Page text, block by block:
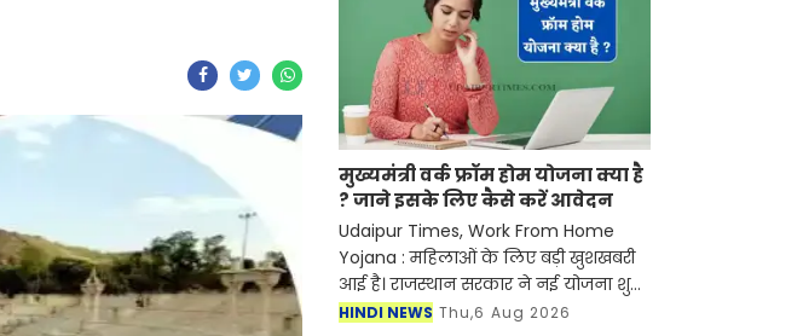
मुख्यमंत्री वर्क फ्रॉम होम योजना क्या है
? जाने इसके लिए कैसे करें आवेदन
Udaipur Times, Work From Home
Yojana : महिलाओं के लिए बड़ी खुशखबरी
आई है। राजस्थान सरकार ने नई योजना शुरू
की है जिसके तहत अब महिलाओं को घर बैठे
HINDI NEWS Thu,6 Aug 2026